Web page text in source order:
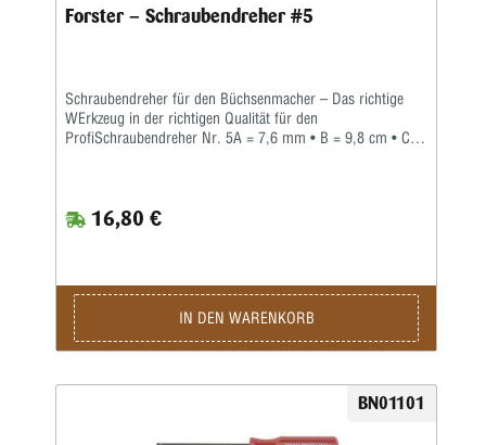
Forster – Schraubendreher #5
Schraubendreher für den Büchsenmacher – Das richtige
WErkzeug in der richtigen Qualität für den
ProfiSchraubendreher Nr. 5A = 7,6 mm • B = 9,8 cm • C =
man nicht nur Zeit und Mühe spart, wenn man den
richtigen Schraubendreher für jede Arbeit einsetzt, sondern
eine Palette spezieller Schraubendreher an, diespeziell für
die besonderen Schrauben entwickelt wurden, die der
Büchsenmacher häufig antrifft. Gleichzeitig sind diese
Qualitätsschraubendreher mit Hohlschliff auch vielseitig
Forster-Schraubendreher sind aus gehärtetem Stahl der
16,80 €
IN DEN WARENKORB
BN01101